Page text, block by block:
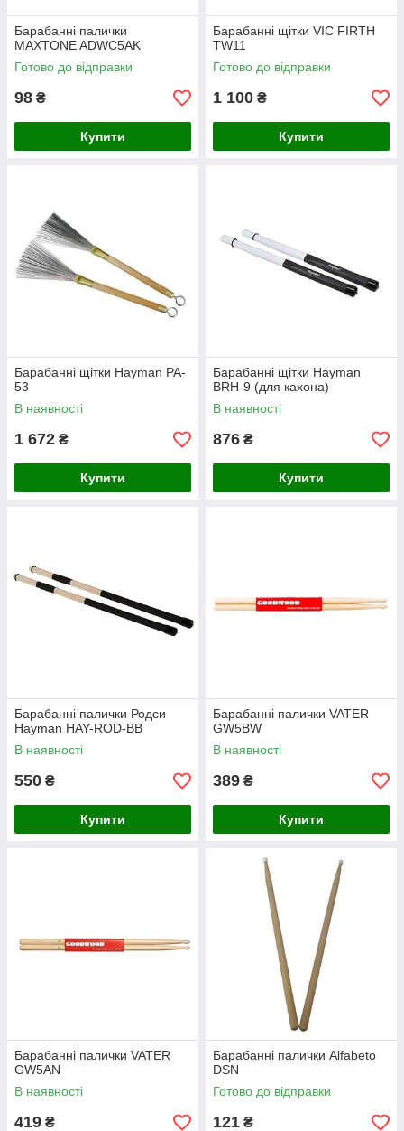
Барабанні палички
MAXTONE ADWC5AK
Готово до відправки
98 ₴
Купити
Барабанні щітки VIC FIRTH
TW11
Готово до відправки
1 100 ₴
Купити
Барабанні щітки Hayman PA-
53
В наявності
1 672 ₴
Купити
Барабанні щітки Hayman
BRH-9 (для кахона)
В наявності
876 ₴
Купити
Барабанні палички Родси
Hayman HAY-ROD-BB
В наявності
550 ₴
Купити
Барабанні палички VATER
GW5BW
В наявності
389 ₴
Купити
Барабанні палички VATER
GW5AN
В наявності
419 ₴
Барабанні палички Alfabeto
DSN
Готово до відправки
121 ₴